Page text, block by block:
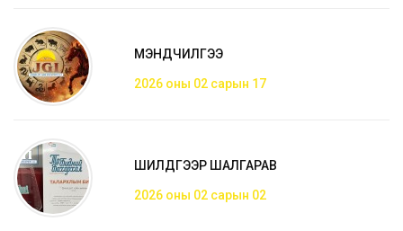
МЭНДЧИЛГЭЭ
2026 оны 02 сарын 17
ШИЛДГЭЭР ШАЛГАРАВ
2026 оны 02 сарын 02